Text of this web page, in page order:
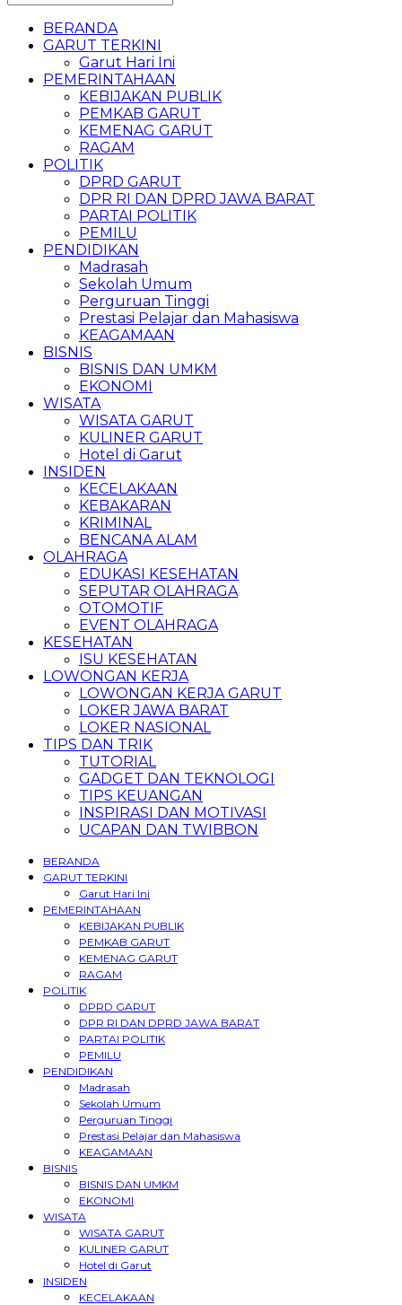
BERANDA
GARUT TERKINI
Garut Hari Ini
PEMERINTAHAAN
KEBIJAKAN PUBLIK
PEMKAB GARUT
KEMENAG GARUT
RAGAM
POLITIK
DPRD GARUT
DPR RI DAN DPRD JAWA BARAT
PARTAI POLITIK
PEMILU
PENDIDIKAN
Madrasah
Sekolah Umum
Perguruan Tinggi
Prestasi Pelajar dan Mahasiswa
KEAGAMAAN
BISNIS
BISNIS DAN UMKM
EKONOMI
WISATA
WISATA GARUT
KULINER GARUT
Hotel di Garut
INSIDEN
KECELAKAAN
KEBAKARAN
KRIMINAL
BENCANA ALAM
OLAHRAGA
EDUKASI KESEHATAN
SEPUTAR OLAHRAGA
OTOMOTIF
EVENT OLAHRAGA
KESEHATAN
ISU KESEHATAN
LOWONGAN KERJA
LOWONGAN KERJA GARUT
LOKER JAWA BARAT
LOKER NASIONAL
TIPS DAN TRIK
TUTORIAL
GADGET DAN TEKNOLOGI
TIPS KEUANGAN
INSPIRASI DAN MOTIVASI
UCAPAN DAN TWIBBON
BERANDA
GARUT TERKINI
Garut Hari Ini
PEMERINTAHAAN
KEBIJAKAN PUBLIK
PEMKAB GARUT
KEMENAG GARUT
RAGAM
POLITIK
DPRD GARUT
DPR RI DAN DPRD JAWA BARAT
PARTAI POLITIK
PEMILU
PENDIDIKAN
Madrasah
Sekolah Umum
Perguruan Tinggi
Prestasi Pelajar dan Mahasiswa
KEAGAMAAN
BISNIS
BISNIS DAN UMKM
EKONOMI
WISATA
WISATA GARUT
KULINER GARUT
Hotel di Garut
INSIDEN
KECELAKAAN